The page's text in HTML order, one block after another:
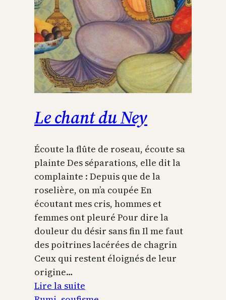
Le chant du Ney
Écoute la flûte de roseau, écoute sa
plainte Des séparations, elle dit la
complainte : Depuis que de la
roselière, on m’a coupée En
écoutant mes cris, hommes et
femmes ont pleuré Pour dire la
douleur du désir sans fin Il me faut
des poitrines lacérées de chagrin
Ceux qui restent éloignés de leur
origine…
Lire la suite